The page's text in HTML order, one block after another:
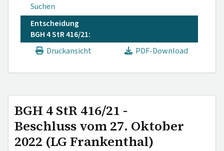
Suchen
Entscheidung
BGH 4 StR 416/21:
Druckansicht
PDF-Download
BGH 4 StR 416/21 -
Beschluss vom 27. Oktober
2022 (LG Frankenthal)